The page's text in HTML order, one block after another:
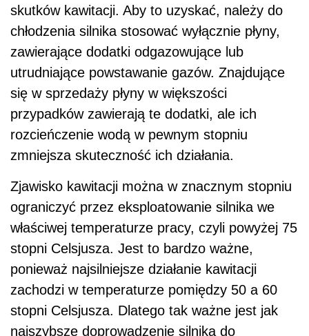
skutków kawitacji. Aby to uzyskać, należy do
chłodzenia silnika stosować wyłącznie płyny,
zawierające dodatki odgazowujące lub
utrudniające powstawanie gazów. Znajdujące
się w sprzedaży płyny w większości
przypadków zawierają te dodatki, ale ich
rozcieńczenie wodą w pewnym stopniu
zmniejsza skuteczność ich działania.
Zjawisko kawitacji można w znacznym stopniu
ograniczyć przez eksploatowanie silnika we
właściwej temperaturze pracy, czyli powyżej 75
stopni Celsjusza. Jest to bardzo ważne,
ponieważ najsilniejsze działanie kawitacji
zachodzi w temperaturze pomiędzy 50 a 60
stopni Celsjusza. Dlatego tak ważne jest jak
najszybsze doprowadzenie silnika do